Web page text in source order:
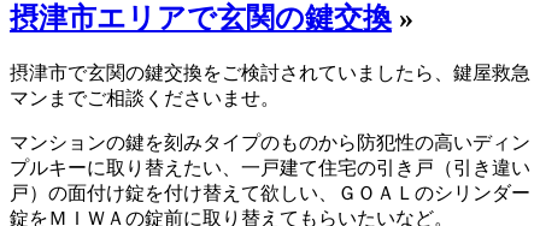
摂津市エリアで玄関の鍵交換 »
摂津市で玄関の鍵交換をご検討されていましたら、鍵屋救急
マンまでご相談くださいませ。
マンションの鍵を刻みタイプのものから防犯性の高いディン
プルキーに取り替えたい、一戸建て住宅の引き戸（引き違い
戸）の面付け錠を付け替えて欲しい、ＧＯＡＬのシリンダー
錠をＭＩＷＡの錠前に取り替えてもらいたいなど。